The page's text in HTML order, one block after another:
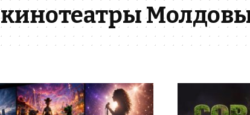
кинотеатры